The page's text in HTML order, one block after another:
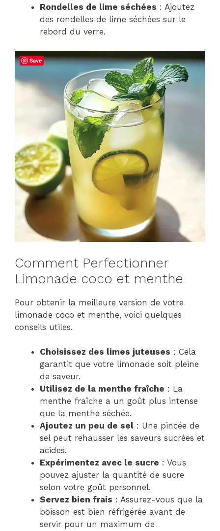
Rondelles de lime séchées : Ajoutez
des rondelles de lime séchées sur le
rebord du verre.
Comment Perfectionner
Limonade coco et menthe
Pour obtenir la meilleure version de votre
limonade coco et menthe, voici quelques
conseils utiles.
Choisissez des limes juteuses : Cela
garantit que votre limonade soit pleine
de saveur.
Utilisez de la menthe fraîche : La
menthe fraîche a un goût plus intense
que la menthe séchée.
Ajoutez un peu de sel : Une pincée de
sel peut rehausser les saveurs sucrées et
acides.
Expérimentez avec le sucre : Vous
pouvez ajuster la quantité de sucre
selon votre goût personnel.
Servez bien frais : Assurez-vous que la
boisson est bien réfrigérée avant de
servir pour un maximum de
Save